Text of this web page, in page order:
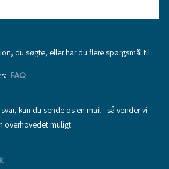
du søgte, eller har du flere spørgsmål til
FAQ
kan du sende os en mail - så vender vi
overhovedet muligt: